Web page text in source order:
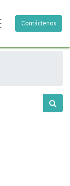
Contáctenos